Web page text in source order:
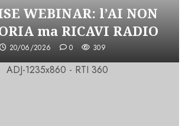
WEBINAR: l’AI NON
ma RICAVI RADIO
20/06/2026 0 309